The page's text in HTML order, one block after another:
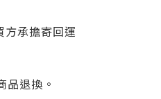
方承擔寄回運
退換。